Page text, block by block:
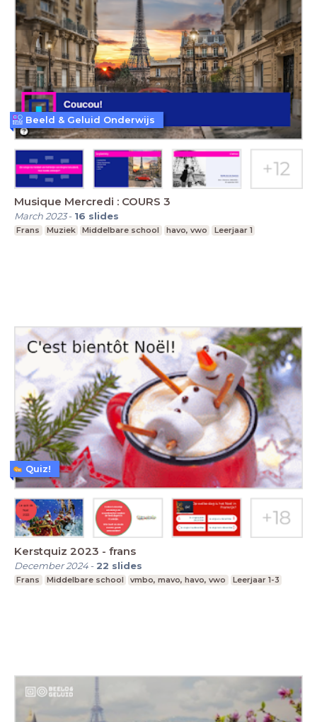
Musique Mercredi : COURS 3
March 2023- 16 slides
Frans Muziek Middelbare school havo, vwo Leerjaar 1
Beeld & Geluid Onderwijs
Kerstquiz 2023 - frans
December 2024- 22 slides
Frans Middelbare school vmbo, mavo, havo, vwo Leerjaar 1-3
Quiz!